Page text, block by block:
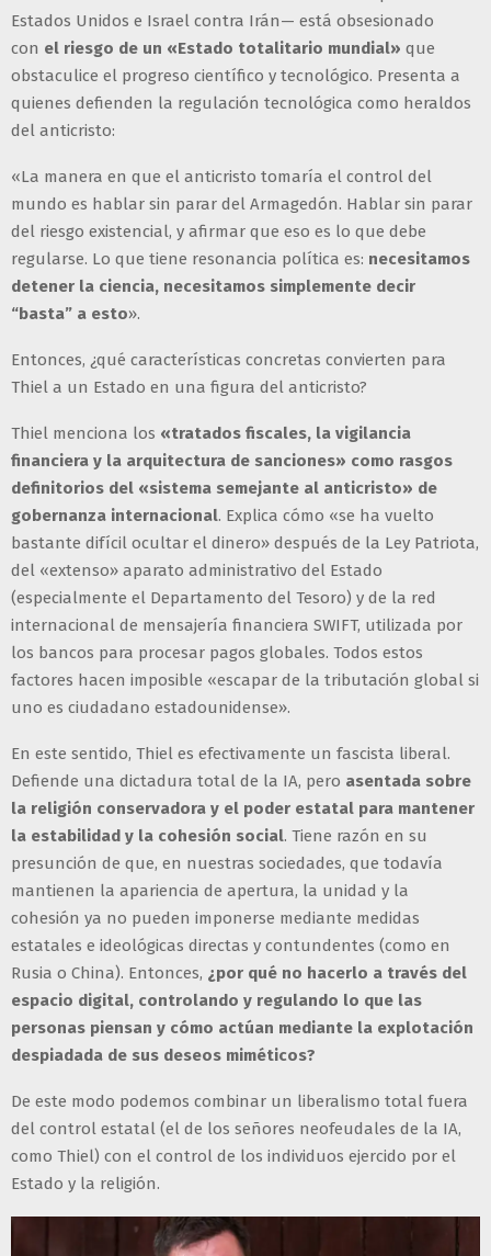
Estados Unidos e Israel contra Irán— está obsesionado
con el riesgo de un «Estado totalitario mundial» que
obstaculice el progreso científico y tecnológico. Presenta a
quienes defienden la regulación tecnológica como heraldos
del anticristo:
«La manera en que el anticristo tomaría el control del
mundo es hablar sin parar del Armagedón. Hablar sin parar
del riesgo existencial, y afirmar que eso es lo que debe
regularse. Lo que tiene resonancia política es: necesitamos
detener la ciencia, necesitamos simplemente decir
“basta” a esto».
Entonces, ¿qué características concretas convierten para
Thiel a un Estado en una figura del anticristo?
Thiel menciona los «tratados fiscales, la vigilancia
financiera y la arquitectura de sanciones» como rasgos
definitorios del «sistema semejante al anticristo» de
gobernanza internacional. Explica cómo «se ha vuelto
bastante difícil ocultar el dinero» después de la Ley Patriota,
del «extenso» aparato administrativo del Estado
(especialmente el Departamento del Tesoro) y de la red
internacional de mensajería financiera SWIFT, utilizada por
los bancos para procesar pagos globales. Todos estos
factores hacen imposible «escapar de la tributación global si
uno es ciudadano estadounidense».
En este sentido, Thiel es efectivamente un fascista liberal.
Defiende una dictadura total de la IA, pero asentada sobre
la religión conservadora y el poder estatal para mantener
la estabilidad y la cohesión social. Tiene razón en su
presunción de que, en nuestras sociedades, que todavía
mantienen la apariencia de apertura, la unidad y la
cohesión ya no pueden imponerse mediante medidas
estatales e ideológicas directas y contundentes (como en
Rusia o China). Entonces, ¿por qué no hacerlo a través del
espacio digital, controlando y regulando lo que las
personas piensan y cómo actúan mediante la explotación
despiadada de sus deseos miméticos?
De este modo podemos combinar un liberalismo total fuera
del control estatal (el de los señores neofeudales de la IA,
como Thiel) con el control de los individuos ejercido por el
Estado y la religión.